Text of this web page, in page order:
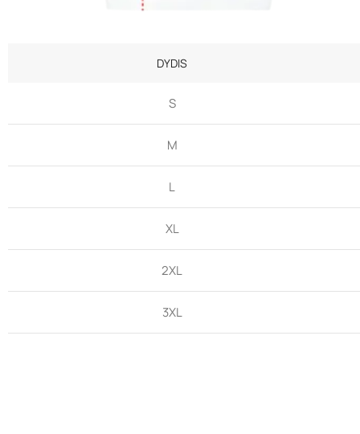
DYDIS
S
M
L
XL
2XL
3XL